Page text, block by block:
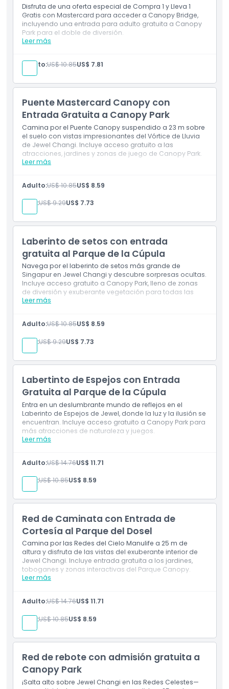
Política para Niños y Adultos
Exclusiones
Horario de Apertura
Ubicación
Cómo Llegar
Cómo Canjear
Código de Vestimenta
Política de Cancelación
Disfruta de una oferta especial de Compra 1 y Lleva 1
Gratis con Mastercard para acceder a Canopy Bridge,
incluyendo una entrada para adulto gratuita a Canopy
Park para el doble de diversión.
Leer más
2× entradas para el Puente de Dosel (Compra 1 y
Válido al seleccionar 1 Adulto para recibir 2
entradas
Adulto:US$ 10.85US$ 7.81
Puente Mastercard Canopy con
Entrada Gratuita a Canopy Park
Camina por el Puente Canopy suspendido a 23 m sobre
el suelo con vistas impresionantes del Vórtice de Lluvia
de Jewel Changi. Incluye acceso gratuito a las
atracciones, jardines y zonas de juego de Canopy Park.
Leer más
Cruza el Puente Canopy suspendido a 23 metros
Acceso de cortesía a Canopy Park
Adulto:US$ 10.85US$ 8.59
Niño:US$ 9.29US$ 7.73
Laberinto de setos con entrada
gratuita al Parque de la Cúpula
Navega por el laberinto de setos más grande de
Singapur en Jewel Changi y descubre sorpresas ocultas.
Incluye acceso gratuito a Canopy Park, lleno de zonas
de diversión y exuberante vegetación para todas las
edades.
Leer más
Incluye
Singapur
Adulto:US$ 10.85US$ 8.59
Niño:US$ 9.29US$ 7.73
Labertinto de Espejos con Entrada
Gratuita al Parque de la Cúpula
Entra en un deslumbrante mundo de reflejos en el
Laberinto de Espejos de Jewel, donde la luz y la ilusión se
encuentran. Incluye acceso gratuito a Canopy Park para
más atracciones de naturaleza y juegos.
Leer más
Explora el caleidoscópico Laberinto de Espejos
Adulto:US$ 14.76US$ 11.71
Niño:US$ 10.85US$ 8.59
Red de Caminata con Entrada de
Cortesía al Parque del Dosel
Camina por las Redes del Cielo Manulife a 25 m de
altura y disfruta de las vistas del exuberante interior de
Jewel Changi. Incluye entrada gratuita a los jardines,
toboganes y zonas interactivas del Parque Canopy.
Leer más
Cruza las Redes del Cielo Manulife a 25 metros
Acceso gratuito al Parque Canopy
Adulto:US$ 14.76US$ 11.71
Niño:US$ 10.85US$ 8.59
Red de rebote con admisión gratuita a
Canopy Park
¡Salta alto sobre Jewel Changi en las Redes Celestes—